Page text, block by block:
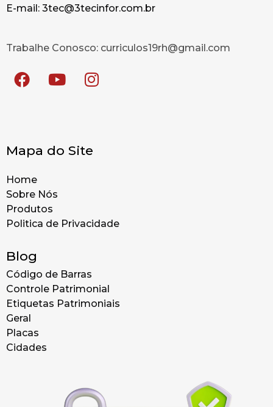
E-mail: 3tec@3tecinfor.com.br
Trabalhe Conosco: curriculos19rh@gmail.com
Mapa do Site
Home
Sobre Nós
Produtos
Politica de Privacidade
Blog
Código de Barras
Controle Patrimonial
Etiquetas Patrimoniais
Geral
Placas
Cidades